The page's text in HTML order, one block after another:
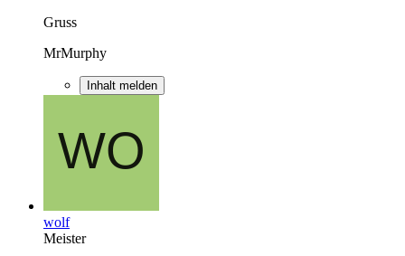
Gruss
MrMurphy
Inhalt melden
wolf
Meister